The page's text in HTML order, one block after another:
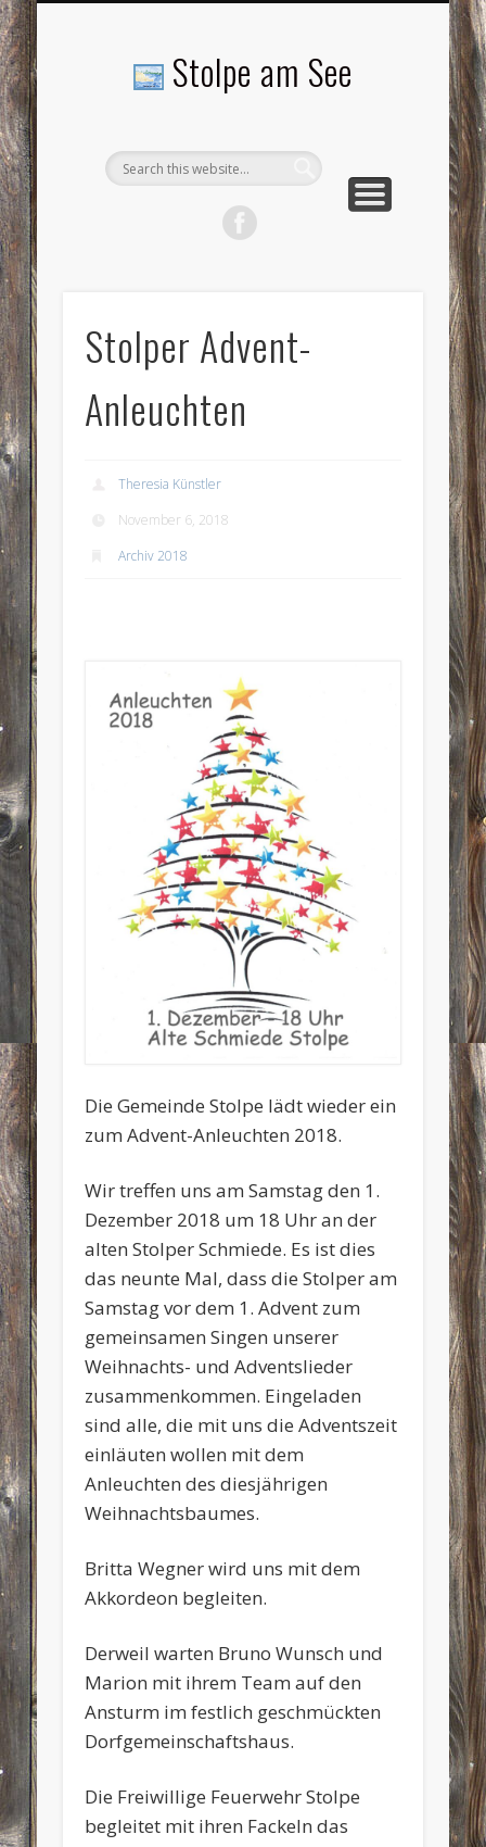
Stolpe am See
Stolper Advent-
Anleuchten
Theresia Künstler
November 6, 2018
Archiv 2018
Die Gemeinde Stolpe lädt wieder ein
zum Advent-Anleuchten 2018.
Wir treffen uns am Samstag den 1.
Dezember 2018 um 18 Uhr an der
alten Stolper Schmiede. Es ist dies
das neunte Mal, dass die Stolper am
Samstag vor dem 1. Advent zum
gemeinsamen Singen unserer
Weihnachts- und Adventslieder
zusammenkommen. Eingeladen
sind alle, die mit uns die Adventszeit
einläuten wollen mit dem
Anleuchten des diesjährigen
Weihnachtsbaumes.
Britta Wegner wird uns mit dem
Akkordeon begleiten.
Derweil warten Bruno Wunsch und
Marion mit ihrem Team auf den
Ansturm im festlich geschmückten
Dorfgemeinschaftshaus.
Die Freiwillige Feuerwehr Stolpe
begleitet mit ihren Fackeln das